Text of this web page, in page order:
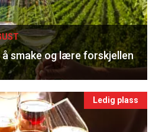
smake og lære forskjellen
Ledig plass